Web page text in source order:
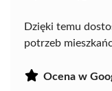
Dzięki temu
potrzeb
Ocena w